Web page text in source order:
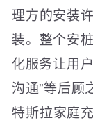
理方的安装
装。整个安
化服务让用
沟通”等后顾
特斯拉家庭